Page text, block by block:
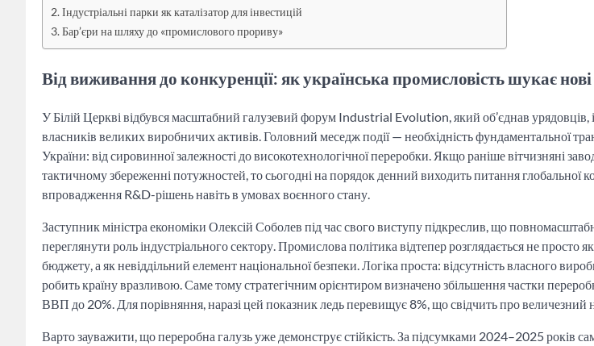
Індустріальні парки як каталізатор для інвестицій
Бар’єри на шляху до «промислового прориву»
Від виживання до конкуренції: як українська промисловість шукає
У Білій Церкві відбувся масштабний галузевий форум Industrial Evolution, який об’єднав урядовців,
власників великих виробничих активів. Головний меседж події — необхідність фундаментальної
України: від сировинної залежності до високотехнологічної переробки. Якщо раніше вітчизняні
тактичному збереженні потужностей, то сьогодні на порядок денний виходить питання глобальної
впровадження R&D-рішень навіть в умовах воєнного стану.
Заступник міністра економіки Олексій Соболев під час свого виступу підкреслив, що
переглянути роль індустріального сектору. Промислова політика відтепер розглядається не просто
бюджету, а як невіддільний елемент національної безпеки. Логіка проста: відсутність власного
робить країну вразливою. Саме тому стратегічним орієнтиром визначено збільшення частки
ВВП до 20%. Для порівняння, наразі цей показник ледь перевищує 8%, що свідчить про величезний
Варто зауважити, що переробна галузь уже демонструє стійкість. За підсумками 2024–2025 років